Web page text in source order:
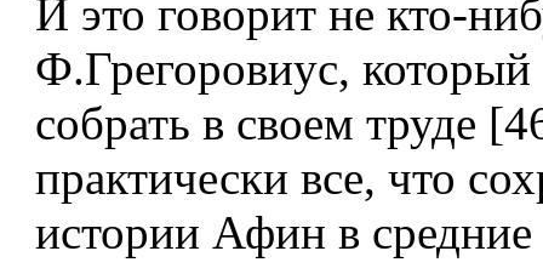
И это говорит не кто-
Ф.Грегоровиус, который
собрать в своем труде
практически все, что
истории Афин в средние